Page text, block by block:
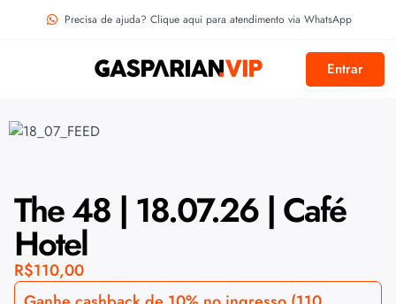
Precisa de ajuda? Clique aqui para atendimento via WhatsApp
Entrar
The 48 | 18.07.26 | Café
Hotel
R$110,00